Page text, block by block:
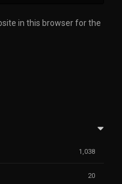
in this browser for the
1,038
20